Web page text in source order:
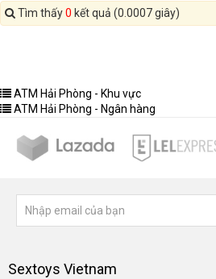
Tìm thấy0 kết quả (0.0007 giây)
ATM Hải Phòng - Khu vực
ATM Hải Phòng - Ngân hàng
Sextoys Vietnam